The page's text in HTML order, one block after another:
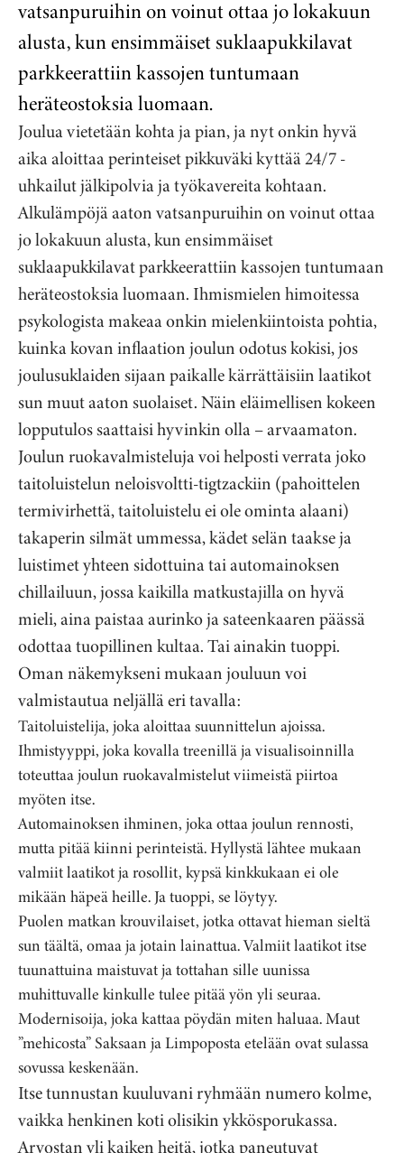
vatsanpuruihin on voinut ottaa jo lokakuun
alusta, kun ensimmäiset suklaapukkilavat
parkkeerattiin kassojen tuntumaan
heräteostoksia luomaan.
Joulua vietetään kohta ja pian, ja nyt onkin hyvä
aika aloittaa perinteiset pikkuväki kyttää 24/7 -
uhkailut jälkipolvia ja työkavereita kohtaan.
Alkulämpöjä aaton vatsanpuruihin on voinut ottaa
jo lokakuun alusta, kun ensimmäiset
suklaapukkilavat parkkeerattiin kassojen tuntumaan
heräteostoksia luomaan. Ihmismielen himoitessa
psykologista makeaa onkin mielenkiintoista pohtia,
kuinka kovan inflaation joulun odotus kokisi, jos
joulusuklaiden sijaan paikalle kärrättäisiin laatikot
sun muut aaton suolaiset. Näin eläimellisen kokeen
lopputulos saattaisi hyvinkin olla – arvaamaton.
Joulun ruokavalmisteluja voi helposti verrata joko
taitoluistelun neloisvoltti-tigtzackiin (pahoittelen
termivirhettä, taitoluistelu ei ole ominta alaani)
takaperin silmät ummessa, kädet selän taakse ja
luistimet yhteen sidottuina tai automainoksen
chillailuun, jossa kaikilla matkustajilla on hyvä
mieli, aina paistaa aurinko ja sateenkaaren päässä
odottaa tuopillinen kultaa. Tai ainakin tuoppi.
Oman näkemykseni mukaan jouluun voi
valmistautua neljällä eri tavalla:
Taitoluistelija, joka aloittaa suunnittelun ajoissa.
Ihmistyyppi, joka kovalla treenillä ja visualisoinnilla
toteuttaa joulun ruokavalmistelut viimeistä piirtoa
myöten itse.
Automainoksen ihminen, joka ottaa joulun rennosti,
mutta pitää kiinni perinteistä. Hyllystä lähtee mukaan
valmiit laatikot ja rosollit, kypsä kinkkukaan ei ole
mikään häpeä heille. Ja tuoppi, se löytyy.
Puolen matkan krouvilaiset, jotka ottavat hieman sieltä
sun täältä, omaa ja jotain lainattua. Valmiit laatikot itse
tuunattuina maistuvat ja tottahan sille uunissa
muhittuvalle kinkulle tulee pitää yön yli seuraa.
Modernisoija, joka kattaa pöydän miten haluaa. Maut
”mehicosta” Saksaan ja Limpoposta etelään ovat sulassa
sovussa keskenään.
Itse tunnustan kuuluvani ryhmään numero kolme,
vaikka henkinen koti olisikin ykkösporukassa.
Arvostan yli kaiken heitä, jotka paneutuvat